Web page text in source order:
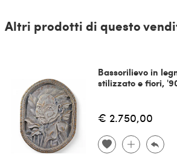
Altri prodotti di questo
Bassorilievo in
stilizzato e fiori,
€ 2.750,00